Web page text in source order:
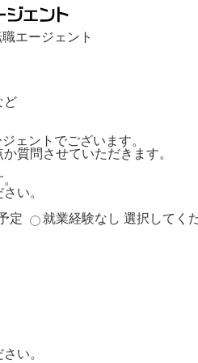
エージェント
ど
ェントでございます。
質問させていただきます。
い。
定 就業経験なし 選択してく
い。